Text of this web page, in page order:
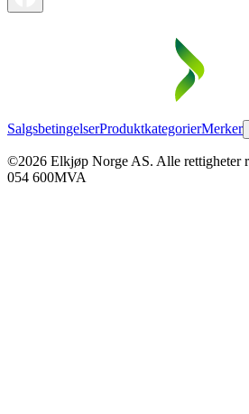
SalgsbetingelserProduktkategorierMerker
©2026 Elkjøp Norge AS. Alle rettigheter
054 600MVA